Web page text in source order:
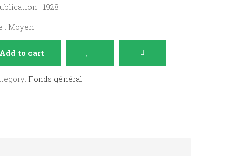
: 1928
: Moyen
Add to cart
Fonds général